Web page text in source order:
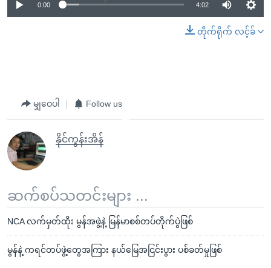
0:00 4:02
တိုက်ရိုက် လင့်ခ်
မျှဝေပါ Follow us
နိုင်ကွန်းအိန်
ဆက်စပ်သတင်းများ ...
NCA လက်မှတ်ထိုး မွန်အဖွဲ့နဲ့ မြန်မာစစ်တပ်တိုက်ပွဲဖြစ်
မွန်နဲ့ ကရင်တပ်ဖွဲ့တွေအကြား နယ်မြေအငြင်းပွား ပစ်ခတ်မှုဖြစ်